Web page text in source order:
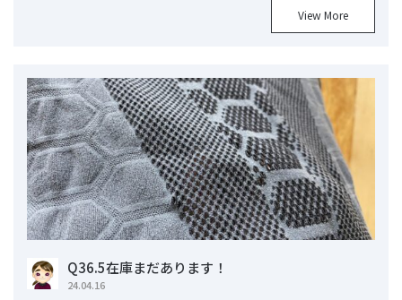
View More
Q36.5在庫まだあります！
24.04.16